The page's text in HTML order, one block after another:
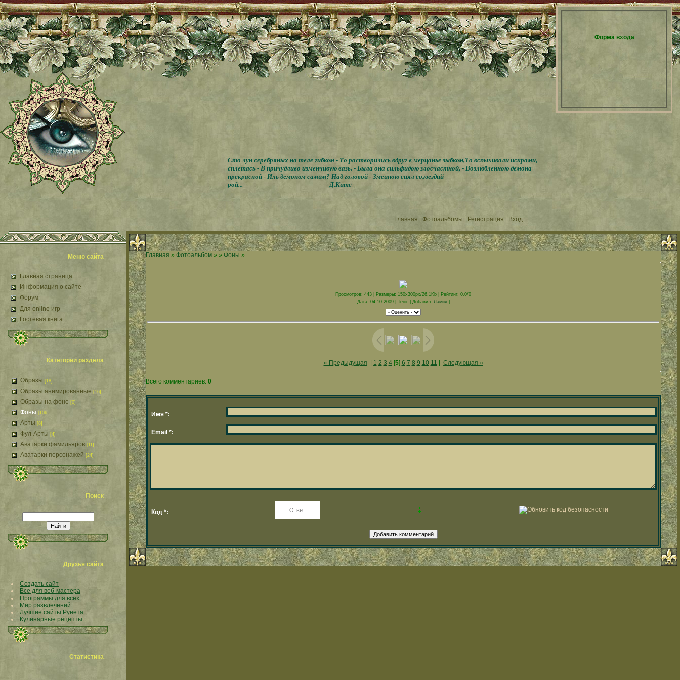
Сто лун серебряных на теле гибком - То растворились вдруг в мерцанье зыбком,То вспыхивали искрами,
сплетясь - В причудливо изменчивую вязь. - Была она сильфидою злосчастной, - Возлюбленною демона
прекрасной - Иль демоном самим? Над головой - Змеиною сиял созвездий
рой...
Д.Китс
Главная Фотоальбомы Регистрация Вход
Форма входа
Меню сайта
Главная страница
Информация о сайте
Форум
Для online игр
Гостевая книга
Категории раздела
Образы [18]
Образы анимированные [16]
Образы на фоне [0]
Фоны [106]
Арты [8]
Фул-Арты [4]
Аватарки фамильяров [11]
Аватарки персонажей [24]
Поиск
Друзья сайта
Создать сайт
Все для веб-мастера
Программы для всех
Мир развлечений
Лучшие сайты Рунета
Кулинарные рецепты
Статистика
Главная » Фотоальбом » » Фоны »
Просмотров: 443 | Размеры: 150x300px/26.1Kb | Рейтинг: 0.0/0
Дата: 04.10.2009 | Теги: | Добавил: Ламия|
« Предыдущая 1 2 3 4[5] 6 7 8 9 10 11 Следующая »
Всего комментариев: 0
Имя *:
Email *:
Код *: